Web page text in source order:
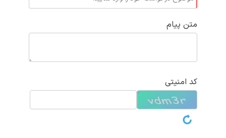
متن پیام
کد امنیتی